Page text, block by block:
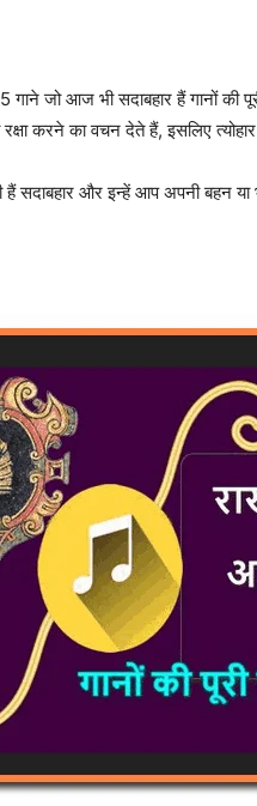
आज भी सदाबहार हैं गानों की
करने का वचन देते हैं, इसलिए
और इन्हें आप अपनी बहन या